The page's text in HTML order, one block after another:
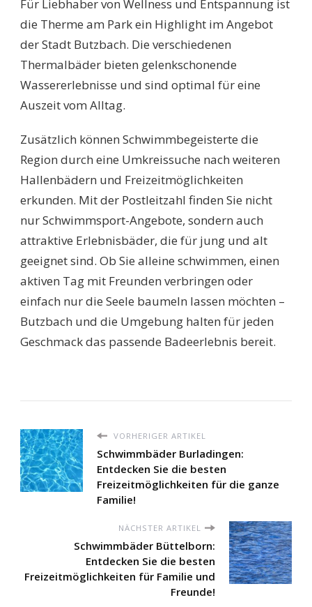
Für Liebhaber von Wellness und Entspannung ist
die Therme am Park ein Highlight im Angebot
der Stadt Butzbach. Die verschiedenen
Thermalbäder bieten gelenkschonende
Wassererlebnisse und sind optimal für eine
Auszeit vom Alltag.
Zusätzlich können Schwimmbegeisterte die
Region durch eine Umkreissuche nach weiteren
Hallenbädern und Freizeitmöglichkeiten
erkunden. Mit der Postleitzahl finden Sie nicht
nur Schwimmsport-Angebote, sondern auch
attraktive Erlebnisbäder, die für jung und alt
geeignet sind. Ob Sie alleine schwimmen, einen
aktiven Tag mit Freunden verbringen oder
einfach nur die Seele baumeln lassen möchten –
Butzbach und die Umgebung halten für jeden
Geschmack das passende Badeerlebnis bereit.
VORHERIGER ARTIKEL
Schwimmbäder Burladingen:
Entdecken Sie die besten
Freizeitmöglichkeiten für die ganze
Familie!
NÄCHSTER ARTIKEL
Schwimmbäder Büttelborn:
Entdecken Sie die besten
Freizeitmöglichkeiten für Familie und
Freunde!